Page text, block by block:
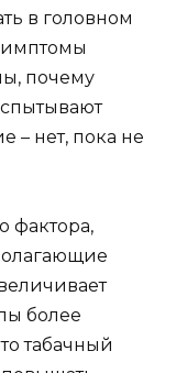
в головном
почему
– нет, пока не
фактора,
более
табачный